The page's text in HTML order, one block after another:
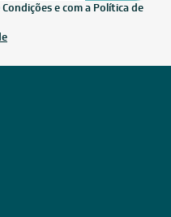
e com a Política de